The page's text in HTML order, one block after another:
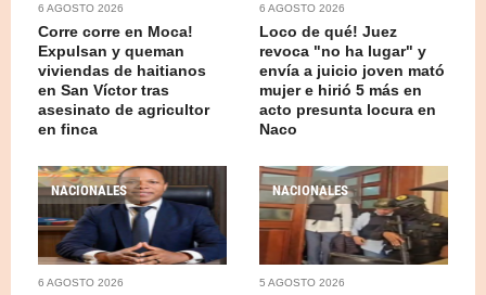
6 AGOSTO 2026
Corre corre en Moca!
Expulsan y queman
viviendas de haitianos
en San Víctor tras
asesinato de agricultor
en finca
6 AGOSTO 2026
Loco de qué! Juez
revoca "no ha lugar" y
envía a juicio joven mató
mujer e hirió 5 más en
acto presunta locura en
Naco
NACIONALES
6 AGOSTO 2026
NACIONALES
5 AGOSTO 2026